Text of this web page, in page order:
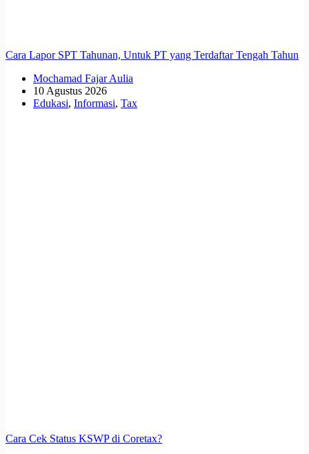
Cara Lapor SPT Tahunan, Untuk PT yang Terdaftar Tengah Tahun
Mochamad Fajar Aulia
10 Agustus 2026
Edukasi, Informasi, Tax
Cara Cek Status KSWP di Coretax?